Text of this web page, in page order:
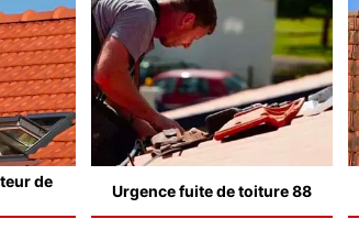
de
Urgence fuite de toiture 88